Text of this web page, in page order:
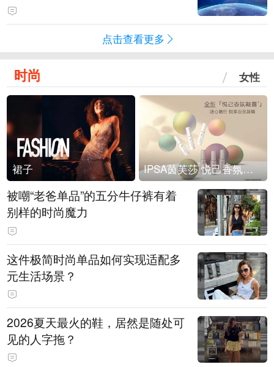
点击查看更多
时尚 女性
裙子 IPSA茵芙莎 悦己香氛凝露上市
被嘲“老爸单品”的五分牛仔裤有着
别样的时尚魔力
这件极简时尚单品如何实现适配多
元生活场景？
2026夏天最火的鞋，居然是随处可
见的人字拖？